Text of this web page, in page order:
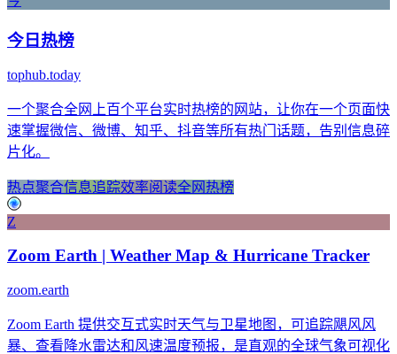
今日热榜
tophub.today
一个聚合全网上百个平台实时热榜的网站，让你在一个页面快
速掌握微信、微博、知乎、抖音等所有热门话题，告别信息碎
片化。
热点聚合信息追踪效率阅读全网热榜
Z
Zoom Earth | Weather Map & Hurricane Tracker
zoom.earth
Zoom Earth 提供交互式实时天气与卫星地图，可追踪飓风风
暴、查看降水雷达和风速温度预报，是直观的全球气象可视化